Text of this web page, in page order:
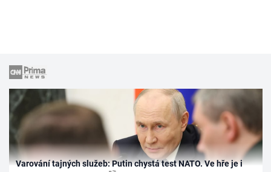
Varování tajných služeb: Putin chystá test NATO. Ve hře je i